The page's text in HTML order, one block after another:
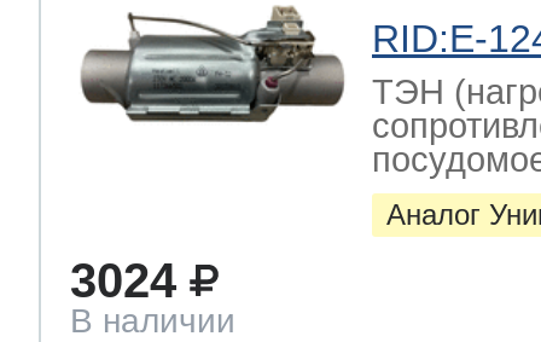
RID:E-
ТЭН
Аналог
3024
В наличии